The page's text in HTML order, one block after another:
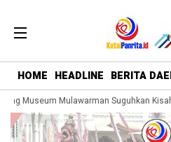
HOME HEADLINE BERITA
Museum Mulawarman Suguhkan